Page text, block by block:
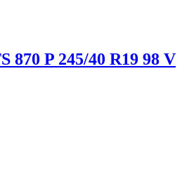
870 P 245/40 R19 98 V